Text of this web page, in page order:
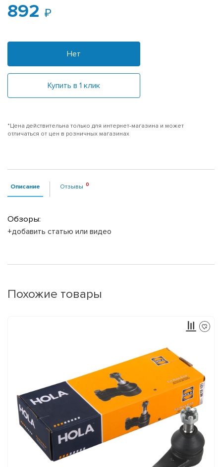
892
Нет
Купить в 1 клик
*Цена действительна только для интернет-магазина и может
отличаться от цен в розничных магазинах
Описание Отзывы
Обзоры:
+добавить статью или видео
Похожие товары